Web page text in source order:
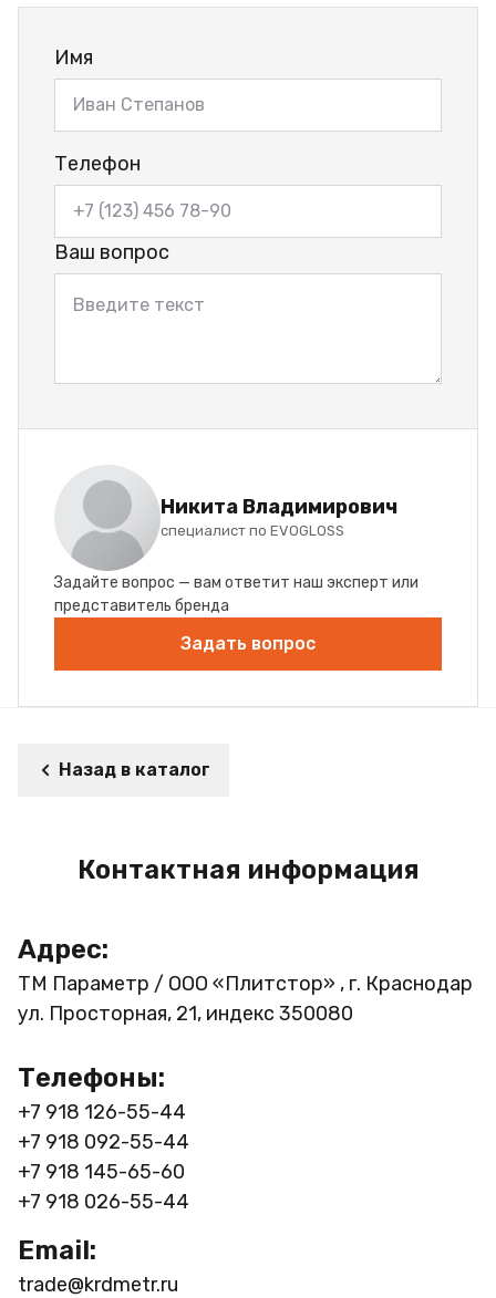
Имя
Телефон
Ваш вопрос
Никита Владимирович
специалист по EVOGLOSS
Задайте вопрос — вам ответит наш эксперт или
представитель бренда
Задать вопрос
Назад в каталог
Контактная информация
Адрес:
ТМ Параметр / ООО «Плитстор» , г. Краснодар
ул. Просторная, 21, индекс 350080
Телефоны:
+7 918 126-55-44
+7 918 092-55-44
+7 918 145-65-60
+7 918 026-55-44
Email:
trade@krdmetr.ru